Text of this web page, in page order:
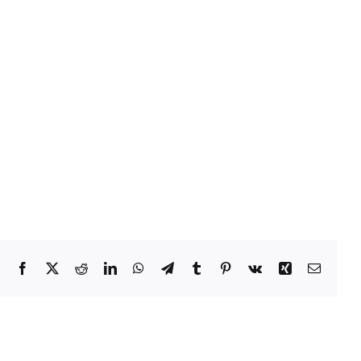
Facebook
X RedditLinkedInWhatsApp
Télégramme
Tumblr Pinterest
Vk Xing